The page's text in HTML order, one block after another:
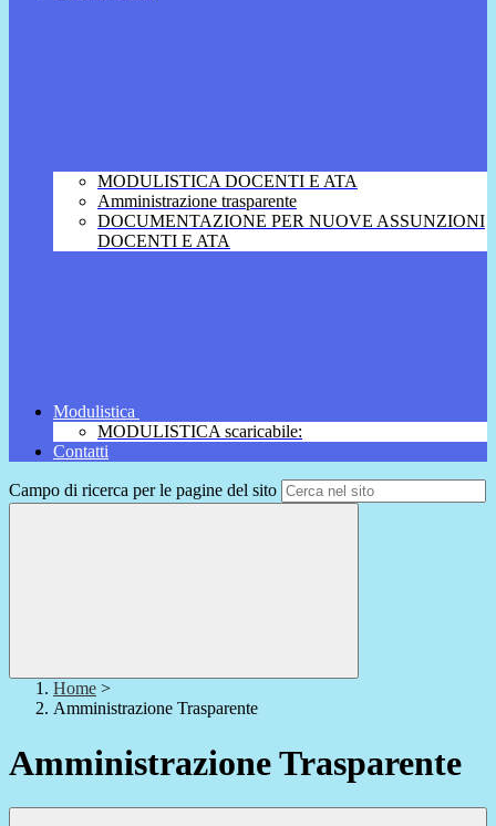
MODULISTICA DOCENTI E ATA
Amministrazione trasparente
DOCUMENTAZIONE PER NUOVE ASSUNZIONI
DOCENTI E ATA
Modulistica
MODULISTICA scaricabile:
Contatti
Campo di ricerca per le pagine del sito
Home >
Amministrazione Trasparente
Amministrazione Trasparente